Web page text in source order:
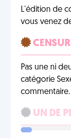
L'édition de
vous venez
Pas une ni
catégorie
commentaire.
UN DE